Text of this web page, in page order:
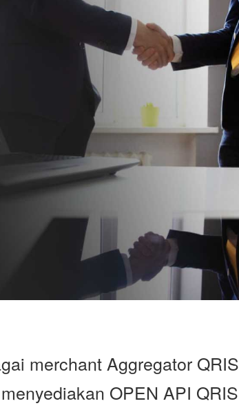
merchant Aggregator QRIS
OPEN API QRIS